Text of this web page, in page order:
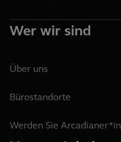
Wer wir sind
Über uns
Bürostandorte
Werden Sie Arcadianer*in